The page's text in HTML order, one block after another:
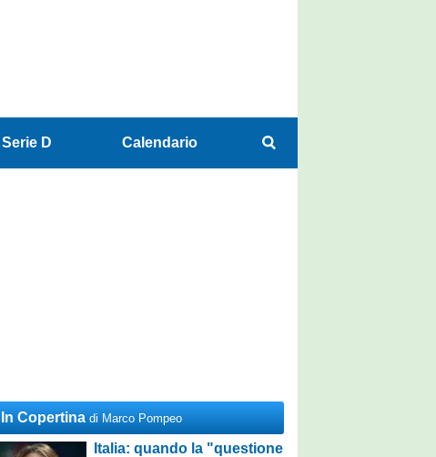
Serie D Calendario
In Copertina di Marco Pompeo
Italia: quando la "questione